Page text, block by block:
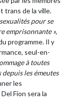
trans de la ville.
pour se
emprisonnante »,
programme. Il y
seul-en-
à toutes
les émeutes
les
Fion sera la